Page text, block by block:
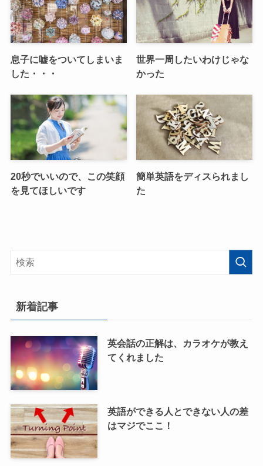
息子に嘘をついてしまいま
した・・・
世界一周したいわけじゃな
かった
20秒でいいので、この笑顔
を見てほしいです
簡単英語をディスられまし
た
新着記事
英会話の正解は、カラオケが教え
てくれました
英語ができる人とできない人の差
はマジでここ！